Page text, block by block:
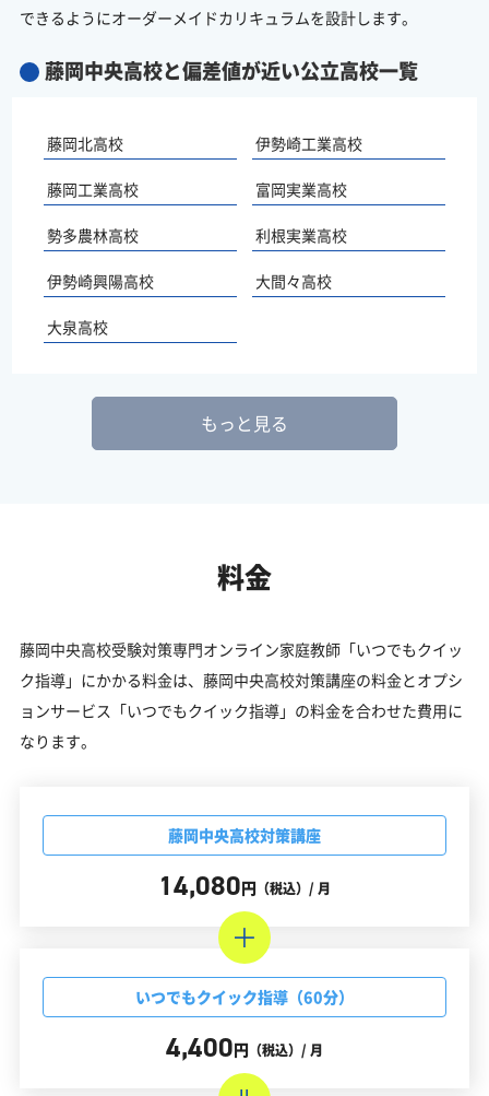
できるようにオーダーメイドカリキュラムを設計します。
藤岡中央高校と偏差値が近い公立高校一覧
藤岡北高校 伊勢崎工業高校
藤岡工業高校 富岡実業高校
勢多農林高校 利根実業高校
伊勢崎興陽高校 大間々高校
大泉高校
もっと見る
料金
藤岡中央高校受験対策専門オンライン家庭教師「いつでもクイッ
ク指導」にかかる料金は、藤岡中央高校対策講座の料金とオプシ
ョンサービス「いつでもクイック指導」の料金を合わせた費用に
なります。
藤岡中央高校対策講座
14,080円 （税込）/ 月
いつでもクイック指導（60分）
4,400円 （税込）/ 月